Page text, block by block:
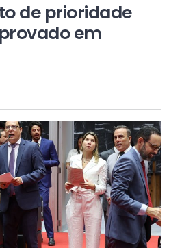
de prioridade
em